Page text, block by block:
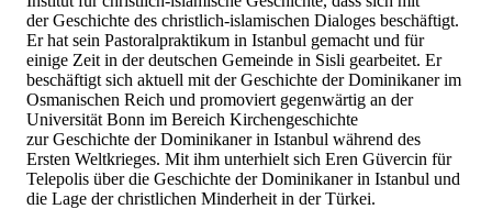
der Geschichte des christlich-islamischen Dialoges beschäftigt.
Er hat sein Pastoralpraktikum in Istanbul gemacht und für
einige Zeit in der deutschen Gemeinde in Sisli gearbeitet. Er
beschäftigt sich aktuell mit der Geschichte der Dominikaner im
Osmanischen Reich und promoviert gegenwärtig an der
Universität Bonn im Bereich Kirchengeschichte
zur Geschichte der Dominikaner in Istanbul während des
Ersten Weltkrieges. Mit ihm unterhielt sich Eren Güvercin für
Telepolis über die Geschichte der Dominikaner in Istanbul und
die Lage der christlichen Minderheit in der Türkei.